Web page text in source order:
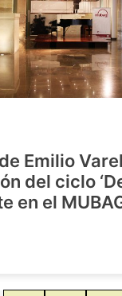
Emilio
del ciclo
en el